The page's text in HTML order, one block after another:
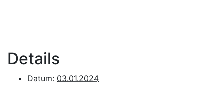
Details
Datum: 03.01.2024